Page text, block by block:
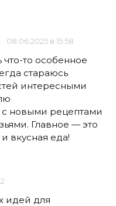
08.06.2025 в 15:58
что-то особенное
стараюсь
интересными
новыми рецептами
Главное — это
вкусная еда!
идей для